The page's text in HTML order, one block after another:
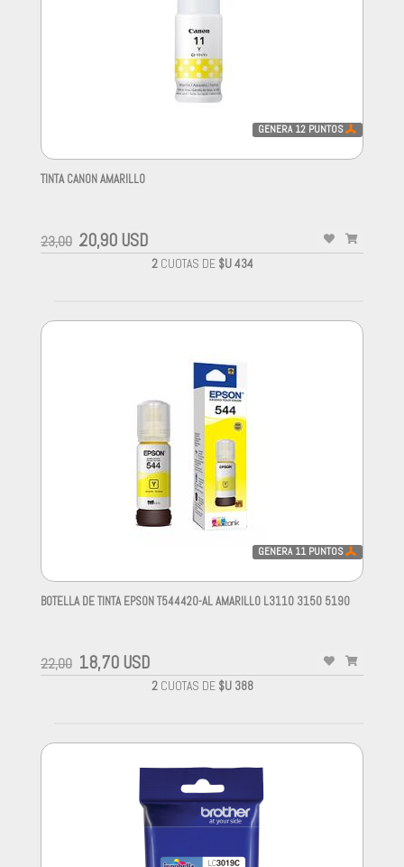
GENERA 12 PUNTOS
TINTA CANON AMARILLO
23,00 20,90 USD
2CUOTAS DE $U 434
GENERA 11 PUNTOS
BOTELLA DE TINTA EPSON T544420-AL AMARILLO L3110 3150 5190
22,00 18,70 USD
2CUOTAS DE $U 388